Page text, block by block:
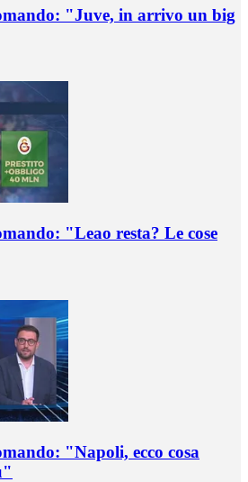
"Juve, in arrivo un big
"Leao resta? Le cose
"Napoli, ecco cosa